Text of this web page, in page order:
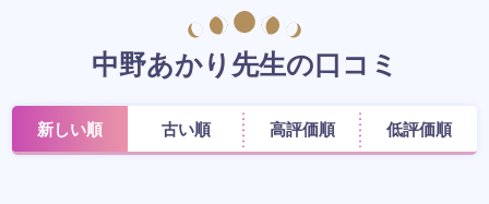
中野あかり先生の口コミ
新しい順 古い順 高評価順 低評価順